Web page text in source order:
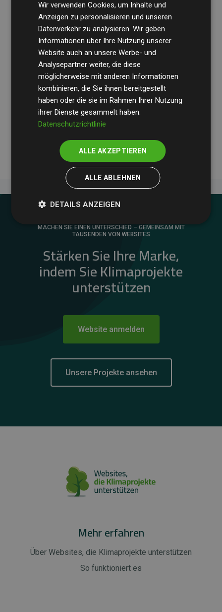
Die Wirtschaftsprüfungsgesellschaft BDOüberprüft
regelmäßig unsere Berechnungen und Methodik, um
Transparenz und Verlässlichkeit sicherzustellen.
Ihre Prüfungen belegen, dass unsere Investitionen in
Klimaschutzprojekte im Durchschnitt200 % der
geschätzten CO₂-Emissionender teilnehmenden
Websites kompensieren – ein klarer Nachweis für die
messbare Klimawirkung unseres Ansatzes.
MACHEN SIE EINEN UNTERSCHIED – GEMEINSAM MIT
TAUSENDEN VON WEBSITES
Stärken Sie Ihre Marke,
indem Sie Klimaprojekte
unterstützen
Website anmelden
Unsere Projekte ansehen
Mehr erfahren
Über Websites, die Klimaprojekte unterstützen
So funktioniert es
Wir verwenden Cookies, um Inhalte und
Anzeigen zu personalisieren und unseren
Datenverkehr zu analysieren. Wir geben
Informationen über Ihre Nutzung unserer
Website auch an unsere Werbe- und
Analysepartner weiter, die diese
möglicherweise mit anderen Informationen
kombinieren, die Sie ihnen bereitgestellt
haben oder die sie im Rahmen Ihrer Nutzung
ihrer Dienste gesammelt haben.
Datenschutzrichtlinie
ALLE AKZEPTIEREN
ALLE ABLEHNEN
DETAILS ANZEIGEN